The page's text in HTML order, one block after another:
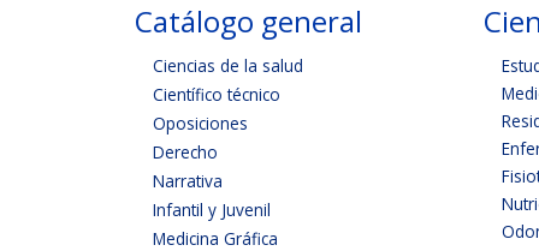
Catálogo general
Ciencias de la salud
Científico técnico
Oposiciones
Derecho
Narrativa
Infantil y Juvenil
Medicina Gráfica